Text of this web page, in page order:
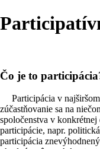
Čo je to
Participácia v najširšom
zúčastňovanie sa na
spoločenstva v
participácie, napr.
participácia